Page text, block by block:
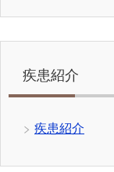
疾患紹介
疾患紹介